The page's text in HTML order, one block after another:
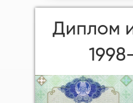
Диплом